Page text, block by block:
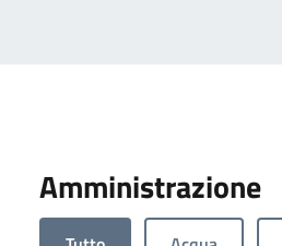
Amministrazione